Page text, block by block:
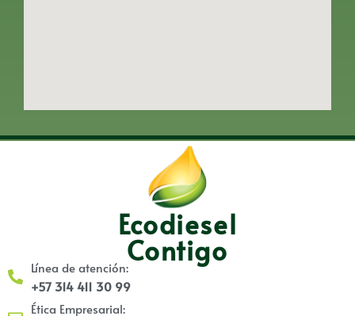
Ecodiesel
Contigo
Línea de atención:
+57 314 411 30 99
Ética Empresarial: